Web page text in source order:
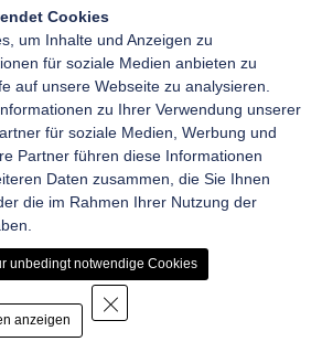
Cookies
um Inhalte und Anzeigen zu
für soziale Medien anbieten zu
auf unsere Webseite zu analysieren.
zu Ihrer Verwendung unserer
für soziale Medien, Werbung und
Partner führen diese Informationen
Daten zusammen, die Sie Ihnen
die im Rahmen Ihrer Nutzung der
unbedingt notwendige Cookies
anzeigen